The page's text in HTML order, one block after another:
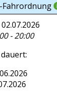
Fahrordnung
- 20:00